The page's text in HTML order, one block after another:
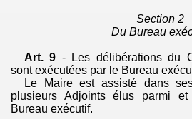
Section 2
Du Bureau
Art. 9 - Les délibérations du
sont exécutées par le Bureau
Le Maire est assisté dans
plusieurs Adjoints élus parmi
Bureau exécutif.